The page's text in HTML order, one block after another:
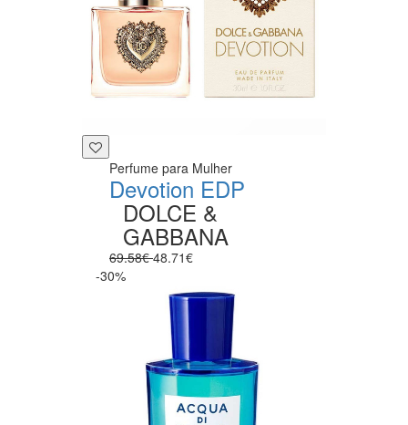
Perfume para Mulher
Devotion EDP
DOLCE &
GABBANA
69.58€48.71€
-30%